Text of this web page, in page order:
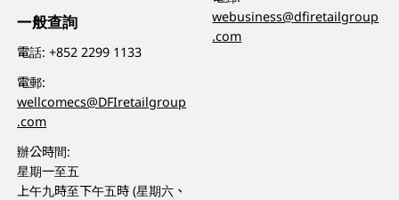
一般查詢
電話:+852 2299 1133
電郵:
wellcomecs@DFIretailgroup
.com
辦公時間:
星期一至五
上午九時至下午五時 (星期六、
webusiness@dfiretailgroup
.com